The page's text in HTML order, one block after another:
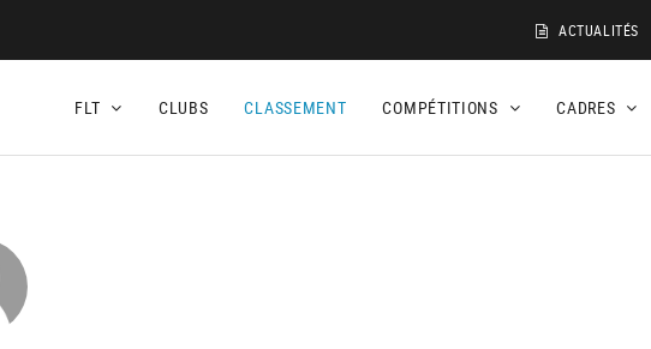
ACTUALITÉS
FLT CLUBS CLASSEMENT COMPÉTITIONS CADRES